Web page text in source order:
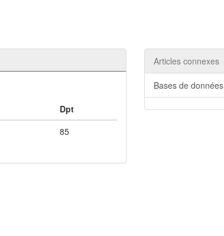
Dpt
85
Articles connexes
Bases de données